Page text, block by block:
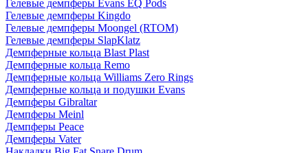
Гелевые демпферы Evans EQ Pods
Гелевые демпферы Kingdo
Гелевые демпферы Moongel (RTOM)
Гелевые демпферы SlapKlatz
Демпферные кольца Blast Plast
Демпферные кольца Remo
Демпферные кольца Williams Zero Rings
Демпферные кольца и подушки Evans
Демпферы Gibraltar
Демпферы Meinl
Демпферы Peace
Демпферы Vater